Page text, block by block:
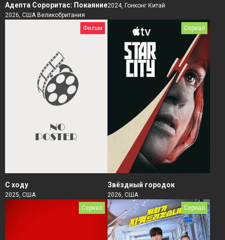
Адепта Сороритас: Покаяние
2026, США Великобритания
2024, Гонконг Китай
Фильм
С ходу
2025, США
Сериал
Звёздный городок
2026, США
Сериал
Сериал